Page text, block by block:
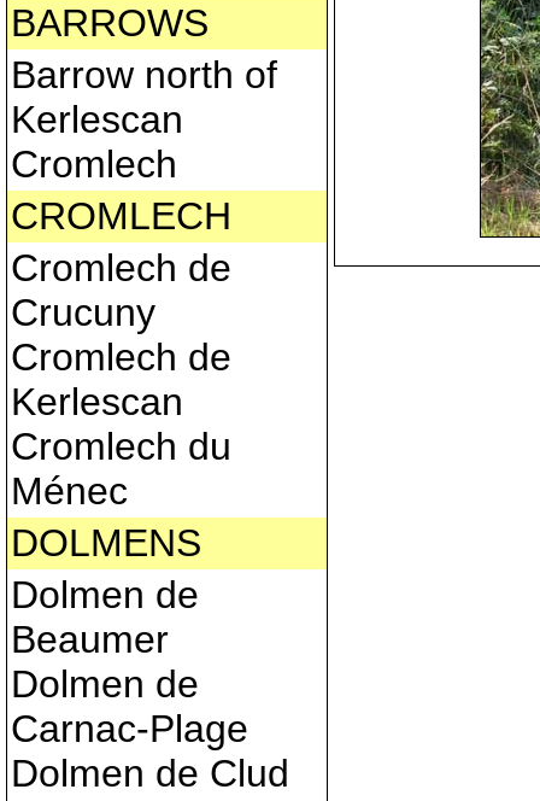
BARROWS
Barrow north of
Kerlescan
Cromlech
CROMLECH
Cromlech de
Crucuny
Cromlech de
Kerlescan
Cromlech du
Ménec
DOLMENS
Dolmen de
Beaumer
Dolmen de
Carnac-Plage
Dolmen de Clud